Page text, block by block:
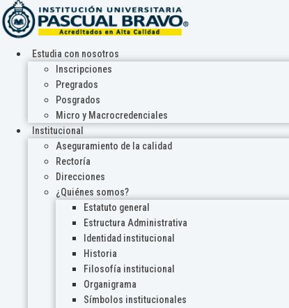
Estudia con nosotros
Inscripciones
Pregrados
Posgrados
Micro y Macrocredenciales
Institucional
Aseguramiento de la calidad
Rectoría
Direcciones
¿Quiénes somos?
Estatuto general
Estructura Administrativa
Identidad institucional
Historia
Filosofía institucional
Organigrama
Símbolos institucionales